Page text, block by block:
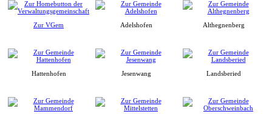
Zur VGem Adelshofen Althegnenberg
Hattenhofen Jesenwang Landsberied